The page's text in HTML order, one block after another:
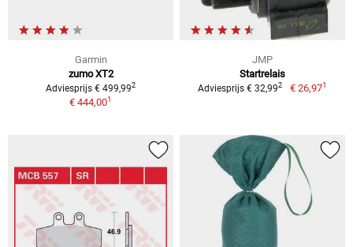
Garmin
zumo XT2
Adviesprijs € 499,992
€ 444,001
JMP
Startrelais
Adviesprijs € 32,992 € 26,971